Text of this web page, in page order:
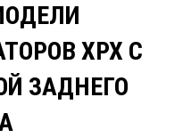
XPX С
ЗАДНЕГО